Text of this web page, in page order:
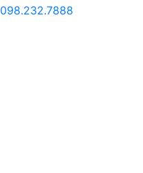
098.232.7888